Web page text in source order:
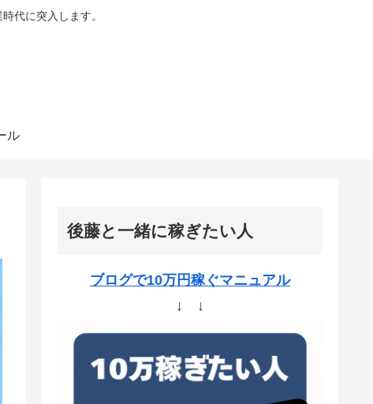
代に突入します。
ル
後藤と一緒に稼ぎたい人
ブログで10万円稼ぐマニュアル
↓ ↓